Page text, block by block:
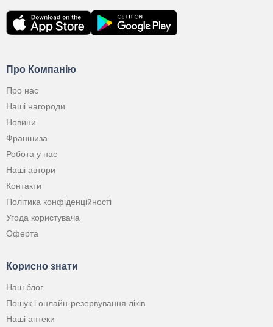
Про Компанію
Про нас
Наші нагороди
Новини
Франшиза
Робота у нас
Наші автори
Контакти
Політика конфіденційності
Угода користувача
Оферта
Корисно знати
Наш блог
Пошук і онлайн-резервування ліків
Наші аптеки